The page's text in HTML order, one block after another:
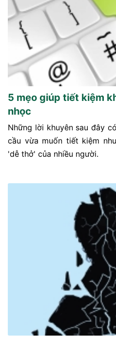
5 mẹo giúp tiết kiệm
nhọc
Những lời khuyên sau đây
cầu vừa muốn tiết kiệm
'dễ thở' của nhiều người.